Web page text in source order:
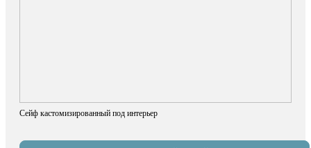
Сейф кастомизированный под интерьер